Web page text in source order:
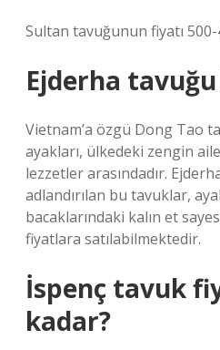
Sultan tavuğunun fiyatı 500-
Ejderha
Vietnam’a özgü Dong Tao
ayakları, ülkedeki zengin
lezzetler arasındadır.
adlandırılan bu tavuklar,
bacaklarındaki kalın et
fiyatlara satılabilmektedir.
İspenç tavuk
kadar?